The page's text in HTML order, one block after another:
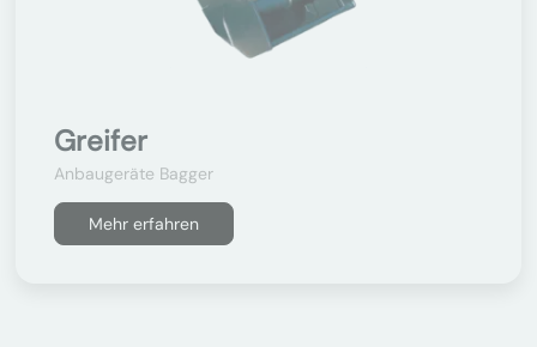
Greifer
Anbaugeräte Bagger
Mehr erfahren